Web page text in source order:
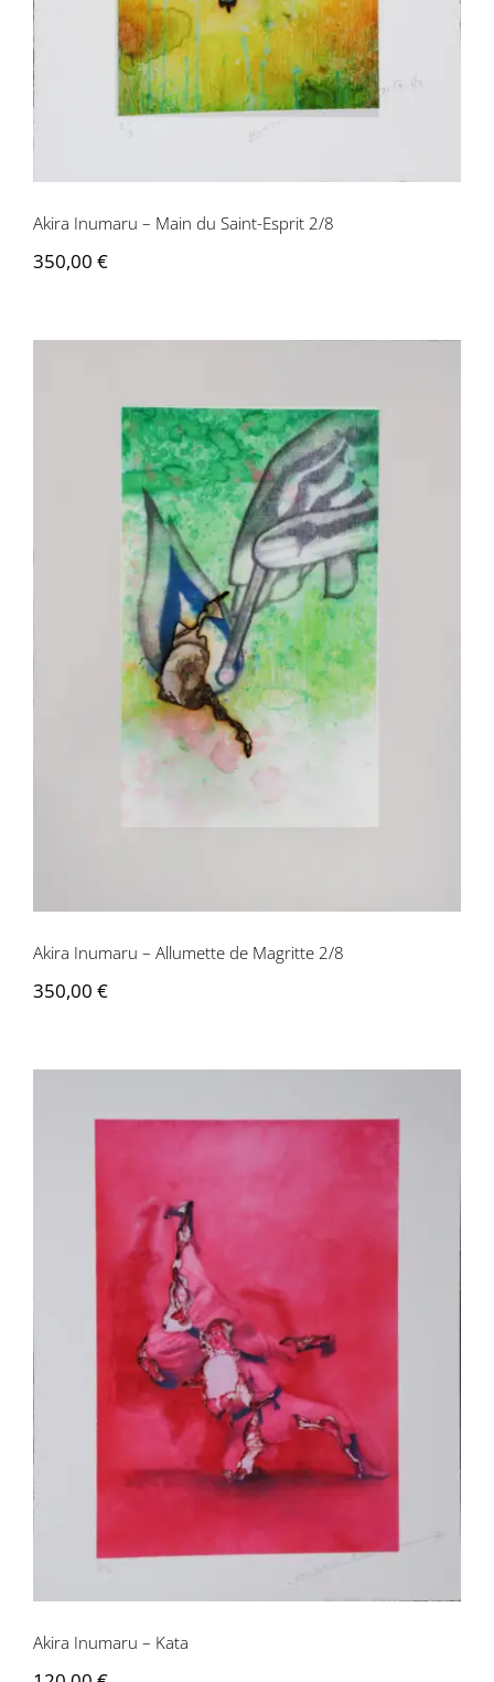
Akira Inumaru – Main du Saint-Esprit 2/8
350,00 €
Akira Inumaru – Allumette de Magritte
2/8
Akira Inumaru – Allumette de Magritte 2/8
350,00 €
Akira Inumaru – Kata
Akira Inumaru – Kata